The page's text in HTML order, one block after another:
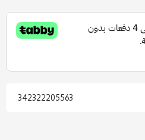
342322205563